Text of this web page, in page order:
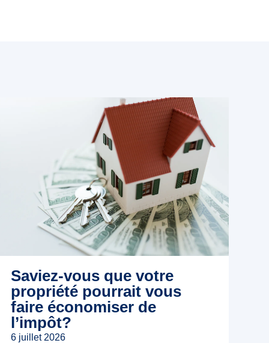
Saviez-vous que votre
propriété pourrait vous
faire économiser de
l’impôt?
6 juillet 2026